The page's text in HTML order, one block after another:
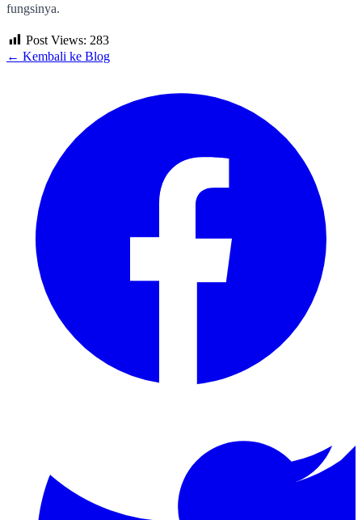
fungsinya.
Post Views: 283
← Kembali ke Blog